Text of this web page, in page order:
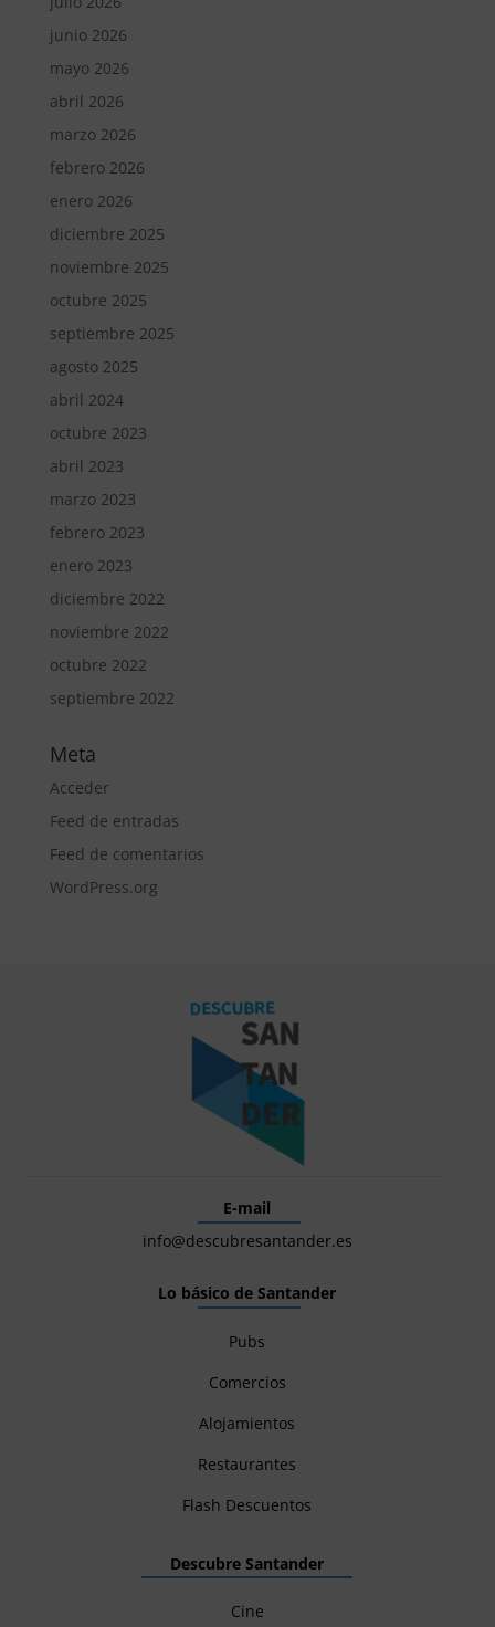
junio 2026
mayo 2026
abril 2026
marzo 2026
febrero 2026
enero 2026
diciembre 2025
noviembre 2025
octubre 2025
septiembre 2025
agosto 2025
abril 2024
octubre 2023
abril 2023
marzo 2023
febrero 2023
enero 2023
diciembre 2022
noviembre 2022
octubre 2022
septiembre 2022
Meta
Acceder
Feed de entradas
Feed de comentarios
WordPress.org
E-mail
info@descubresantander.es
Lo básico de Santander
Pubs
Comercios
Alojamientos
Restaurantes
Flash Descuentos
Descubre Santander
Cine